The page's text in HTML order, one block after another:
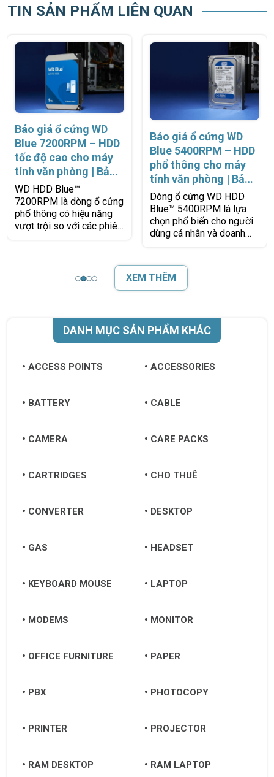
TIN SẢN PHẨM LIÊN QUAN
Báo giá ổ cứng WD
Blue 7200RPM – HDD
tốc độ cao cho máy
tính văn phòng | Bảo
hành 2 năm 1 đổi 1 |
Chính hãng Western
Digital
WD HDD Blue™
7200RPM là dòng ổ cứng
phổ thông có hiệu năng
vượt trội so với các phiên
Báo giá ổ cứng WD
Blue 5400RPM – HDD
phổ thông cho máy
tính văn phòng | Bảo
hành 2 năm 1 đổi 1 |
Chính hãng Western
Digital
Dòng ổ cứng WD HDD
Blue™ 5400RPM là lựa
chọn phổ biến cho người
dùng cá nhân và doanh
tiết kiệm
XEM THÊM
DANH MỤC SẢN PHẨM KHÁC
ACCESS POINTS ACCESSORIES
BATTERY CABLE
CAMERA CARE PACKS
CARTRIDGES CHO THUÊ
CONVERTER DESKTOP
GAS HEADSET
KEYBOARD MOUSE LAPTOP
MODEMS MONITOR
OFFICE FURNITURE PAPER
PBX PHOTOCOPY
PRINTER PROJECTOR
RAM DESKTOP RAM LAPTOP